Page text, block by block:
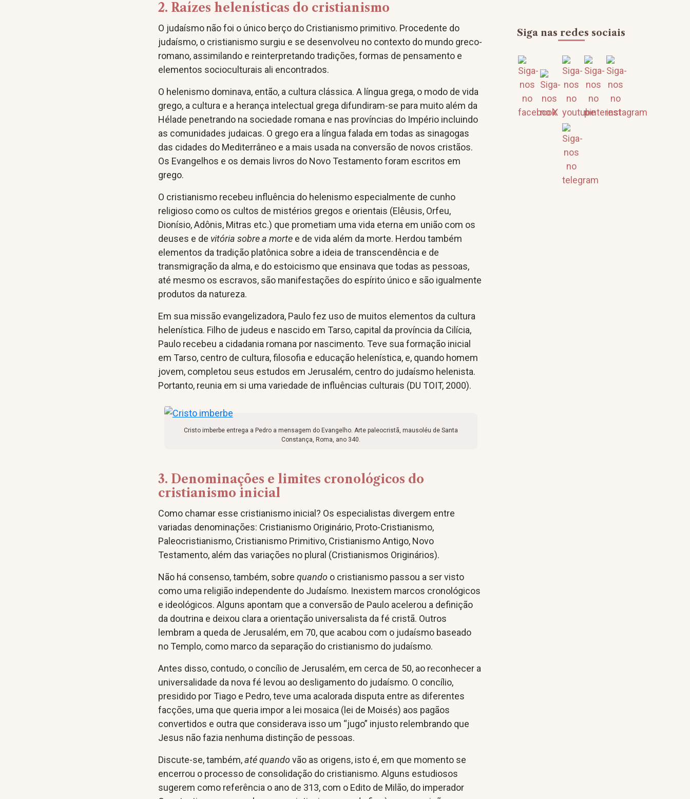
2. Raízes helenísticas do cristianismo
O judaísmo não foi o único berço do Cristianismo primitivo. Procedente do
judaísmo, o cristianismo surgiu e se desenvolveu no contexto do mundo greco-
romano, assimilando e reinterpretando tradições, formas de pensamento e
elementos socioculturais ali encontrados.
O helenismo dominava, então, a cultura clássica. A língua grega, o modo de vida
grego, a cultura e a herança intelectual grega difundiram-se para muito além da
Hélade penetrando na sociedade romana e nas províncias do Império incluindo
as comunidades judaicas. O grego era a língua falada em todas as sinagogas
das cidades do Mediterrâneo e a mais usada na conversão de novos cristãos.
Os Evangelhos e os demais livros do Novo Testamento foram escritos em
grego.
O cristianismo recebeu influência do helenismo especialmente de cunho
religioso como os cultos de mistérios gregos e orientais (Elêusis, Orfeu,
Dionísio, Adônis, Mitras etc.) que prometiam uma vida eterna em união com os
deuses e de vitória sobre a morte e de vida além da morte. Herdou também
elementos da tradição platônica sobre a ideia de transcendência e de
transmigração da alma, e do estoicismo que ensinava que todas as pessoas,
até mesmo os escravos, são manifestações do espírito único e são igualmente
produtos da natureza.
Em sua missão evangelizadora, Paulo fez uso de muitos elementos da cultura
helenística. Filho de judeus e nascido em Tarso, capital da província da Cilícia,
Paulo recebeu a cidadania romana por nascimento. Teve sua formação inicial
em Tarso, centro de cultura, filosofia e educação helenística, e, quando homem
jovem, completou seus estudos em Jerusalém, centro do judaísmo helenista.
Portanto, reunia em si uma variedade de influências culturais (DU TOIT, 2000).
Cristo imberbe entrega a Pedro a mensagem do Evangelho. Arte paleocristã, mausoléu de Santa
Constança, Roma, ano 340.
3. Denominações e limites cronológicos do
cristianismo inicial
Como chamar esse cristianismo inicial? Os especialistas divergem entre
variadas denominações: Cristianismo Originário, Proto-Cristianismo,
Paleocristianismo, Cristianismo Primitivo, Cristianismo Antigo, Novo
Testamento, além das variações no plural (Cristianismos Originários).
Não há consenso, também, sobrequando o cristianismo passou a ser visto
como uma religião independente do Judaísmo. Inexistem marcos cronológicos
e ideológicos. Alguns apontam que a conversão de Paulo acelerou a definição
da doutrina e deixou clara a orientação universalista da fé cristã. Outros
lembram a queda de Jerusalém, em 70, que acabou com o judaísmo baseado
no Templo, como marco da separação do cristianismo do judaísmo.
Antes disso, contudo, o concílio de Jerusalém, em cerca de 50, ao reconhecer a
universalidade da nova fé levou ao desligamento do judaísmo. O concílio,
presidido por Tiago e Pedro, teve uma acalorada disputa entre as diferentes
facções, uma que queria impor a lei mosaica (lei de Moisés) aos pagãos
convertidos e outra que considerava isso um “jugo” injusto relembrando que
Jesus não fazia nenhuma distinção de pessoas.
Discute-se, também,até quandovão as origens, isto é, em que momento se
encerrou o processo de consolidação do cristianismo. Alguns estudiosos
sugerem como referência o ano de 313, com o Edito de Milão, do imperador
Siga nas redes sociais